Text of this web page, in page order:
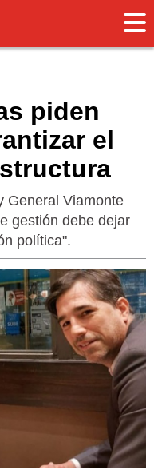
piden
el
General Viamonte
gestión debe dejar
política".